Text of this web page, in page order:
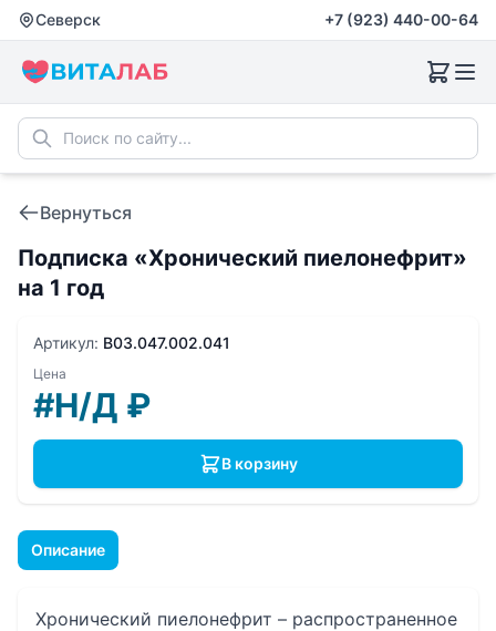
Северск +7 (923) 440-00-64
Вернуться
Подписка «Хронический пиелонефрит»
на 1 год
Описание
Хронический пиелонефрит – распространенное
Артикул: B03.047.002.041
Цена
#Н/Д ₽
В корзину